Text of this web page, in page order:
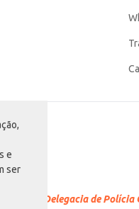
e
ser
a Delegacia de